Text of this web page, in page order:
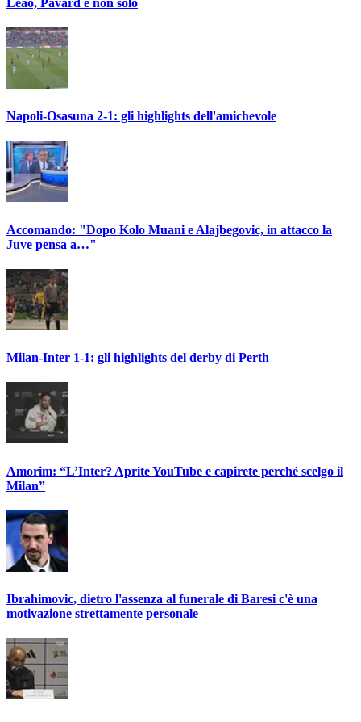
Napoli-Osasuna 2-1: gli highlights dell'amichevole
Accomando: "Dopo Kolo Muani e Alajbegovic, in attacco la
Juve pensa a…"
Milan-Inter 1-1: gli highlights del derby di Perth
Amorim: “L’Inter? Aprite YouTube e capirete perché scelgo il
Milan”
Ibrahimovic, dietro l'assenza al funerale di Baresi c'è una
motivazione strettamente personale